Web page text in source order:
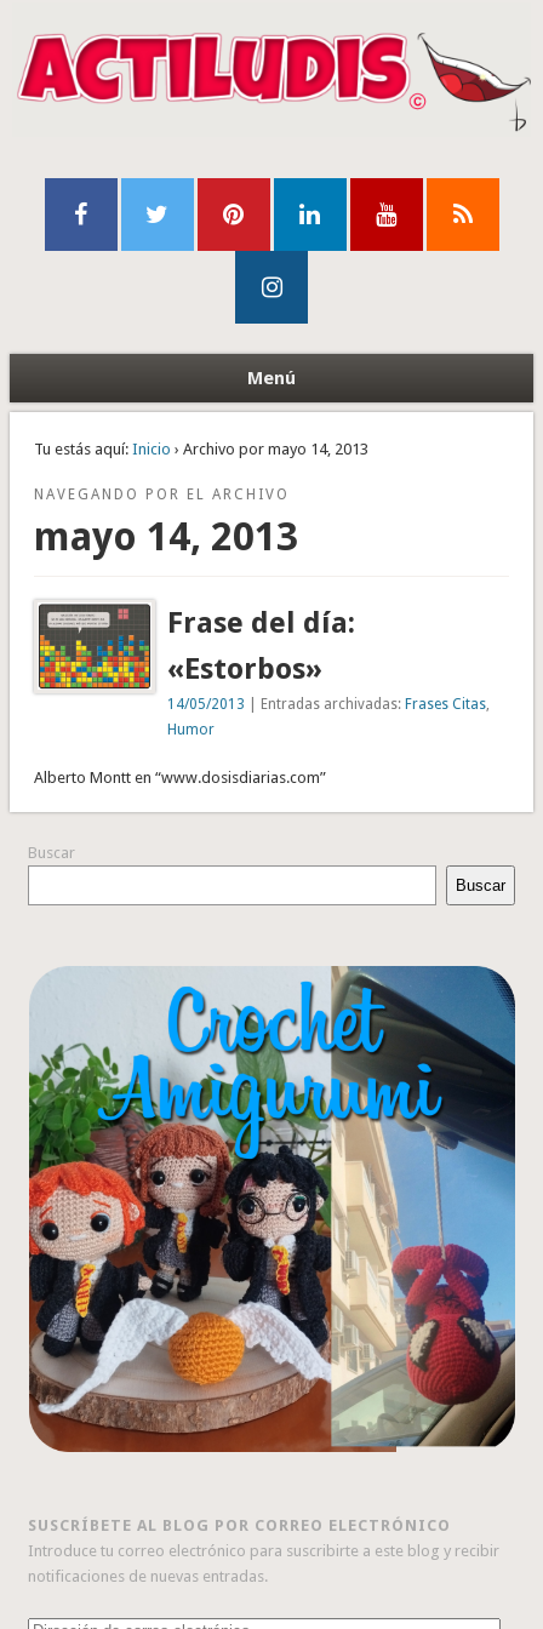
Menú
Tu estás aquí: Inicio › Archivo por mayo 14, 2013
NAVEGANDO POR EL ARCHIVO
mayo 14, 2013
Frase del día:
«Estorbos»
14/05/2013 | Entradas archivadas:Frases Citas
Humor
Alberto Montt en “www.dosisdiarias.com”
Buscar
Buscar
SUSCRÍBETE AL BLOG POR CORREO ELECTRÓNICO
Introduce tu correo electrónico para suscribirte a este blog y recibir
notificaciones de nuevas entradas.